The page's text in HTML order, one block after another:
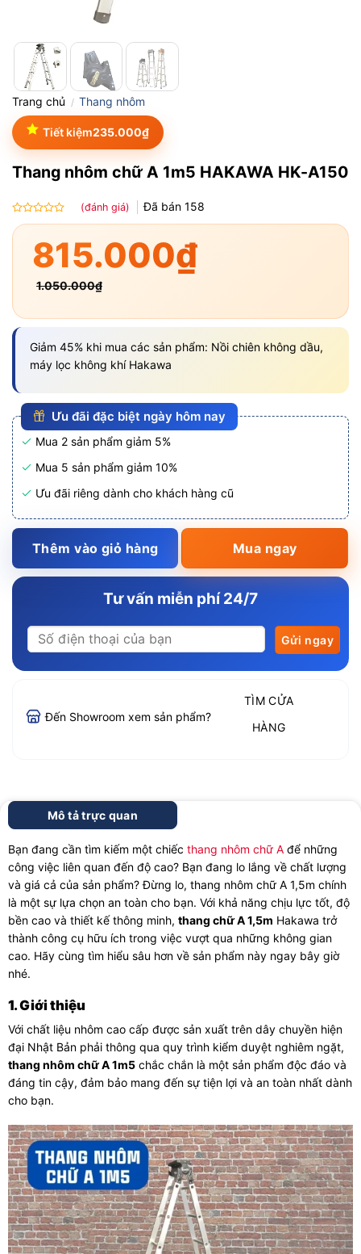
Trang chủ / Thang nhôm
Tiết kiệm235.000₫
Thang nhôm chữ A 1m5 HAKAWA HK-A150
Được
xếp
hạng
(đánh giá) Đã bán 158
815.000₫
1.050.000₫
Giảm 45% khi mua các sản phẩm: Nồi chiên không dầu,
máy lọc không khí Hakawa
Ưu đãi đặc biệt ngày hôm nay
Mua 2 sản phẩm giảm 5%
Mua 5 sản phẩm giảm 10%
Ưu đãi riêng dành cho khách hàng cũ
Thêm vào giỏ hàng Mua ngay
Tư vấn miễn phí 24/7
Đến Showroom xem sản phẩm?
TÌM CỬA
HÀNG
Mô tả trực quan
Bạn đang cần tìm kiếm một chiếc thang nhôm chữ Ađể những
công việc liên quan đến độ cao? Bạn đang lo lắng về chất lượng
và giá cả của sản phẩm? Đừng lo, thang nhôm chữ A 1,5m chính
là một sự lựa chọn an toàn cho bạn. Với khả năng chịu lực tốt, độ
bền cao và thiết kế thông minh, thang chữ A 1,5m Hakawa trở
thành công cụ hữu ích trong việc vượt qua những không gian
cao. Hãy cùng tìm hiểu sâu hơn về sản phẩm này ngay bây giờ
nhé.
1. Giới thiệu
Với chất liệu nhôm cao cấp được sản xuất trên dây chuyền hiện
đại Nhật Bản phải thông qua quy trình kiểm duyệt nghiêm ngặt,
thang nhôm chữ A 1m5chắc chắn là một sản phẩm độc đáo và
đáng tin cậy, đảm bảo mang đến sự tiện lợi và an toàn nhất dành
cho bạn.